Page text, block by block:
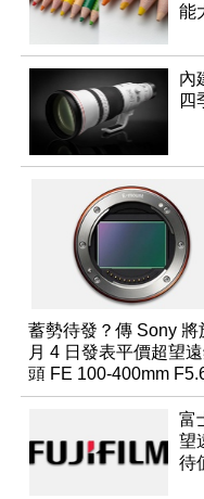
能
內
四
蓄勢待發？傳 Sony 將
月 4 日發表平價超望
頭 FE 100-400mm
富
望
待